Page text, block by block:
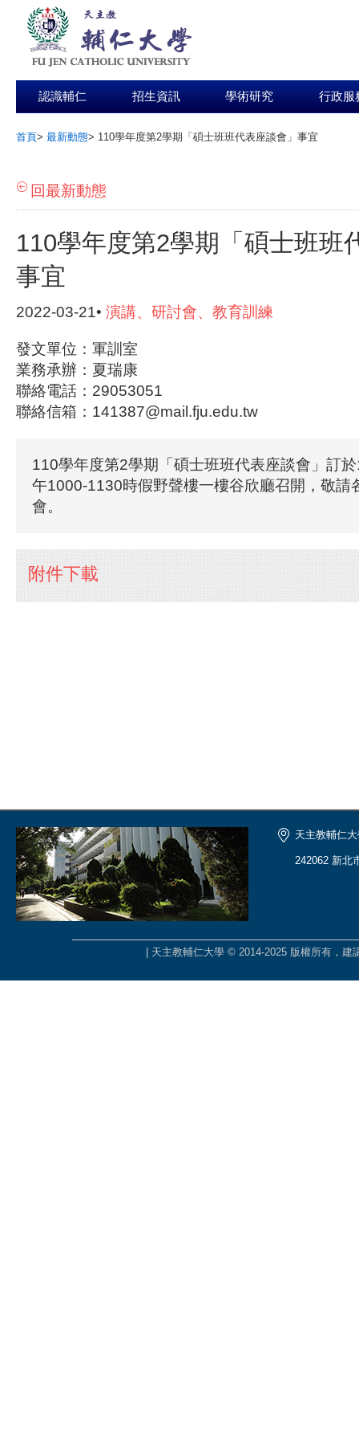
認識輔仁 招生資訊 學術研究 行政服
首頁> 最新動態> 110學年度第2學期「碩士班班代表座談會」事宜
回最新動態
110學年度第2學期「碩士班班
事宜
2022-03-21• 演講、研討會、教育訓練
發文單位：軍訓室
業務承辦：夏瑞康
聯絡電話：29053051
聯絡信箱：141387@mail.fju.edu.tw
110學年度第2學期「碩士班班代表座談會」訂
午1000-1130時假野聲樓一樓谷欣廳召開，敬請
會。
附件下載
天主教輔仁
242062 新北
| 天主教輔仁大學 © 2014-2025 版權所有，